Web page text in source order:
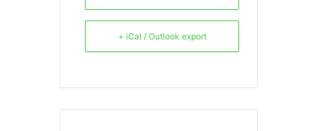
+ iCal / Outlook export